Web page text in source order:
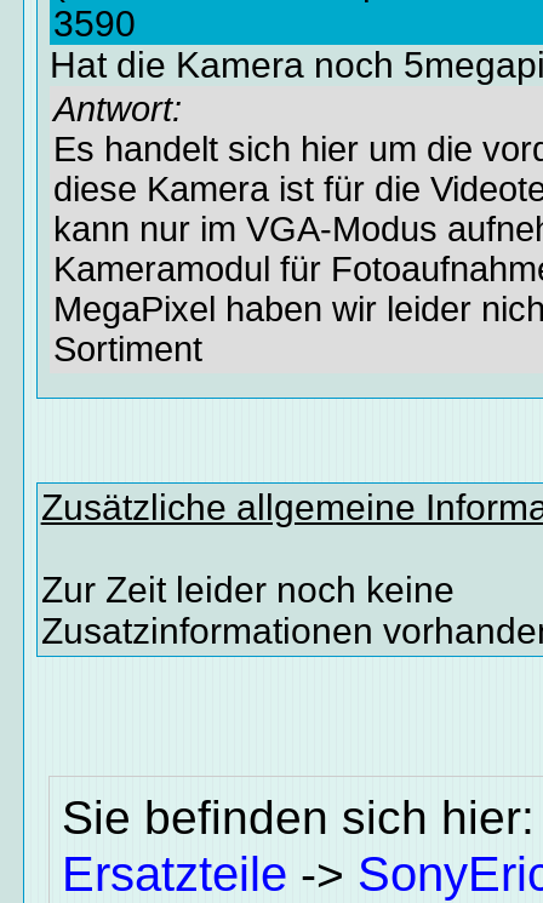
3590
Hat die Kamera noch
Antwort:
Es handelt sich hier um die
diese Kamera ist für die
kann nur im VGA-Modus
Kameramodul für
MegaPixel haben wir leider
Sortiment
Zusätzliche allgemeine
Zur Zeit leider noch keine
Zusatzinformationen
Sie befinden sich
Ersatzteile ->